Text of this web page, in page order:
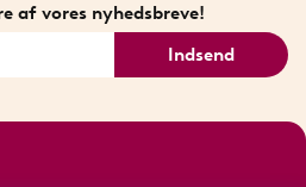
af vores nyhedsbreve!
Indsend